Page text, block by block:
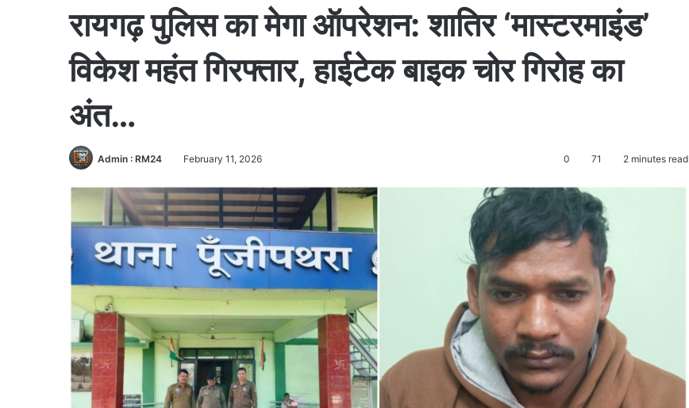
रायगढ़ पुलिस का मेगा ऑपरेशन: शातिर ‘मास्टरमाइंड’
विकेश महंत गिरफ्तार, हाईटेक बाइक चोर गिरोह का
अंत…
Admin : RM24 February 11, 2026 0 71 2 minutes read